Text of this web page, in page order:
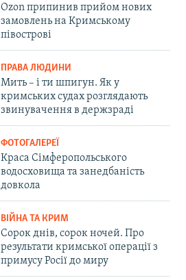
Ozon припинив прийом нових
замовлень на Кримському
півострові
ПРАВА ЛЮДИНИ
Мить – і ти шпигун. Як у
кримських судах розглядають
звинувачення в держзраді
ФОТОГАЛЕРЕЇ
Краса Сімферопольського
водосховища та занедбаність
довкола
ВІЙНА ТА КРИМ
Сорок днів, сорок ночей. Про
результати кримської операції з
примусу Росії до миру